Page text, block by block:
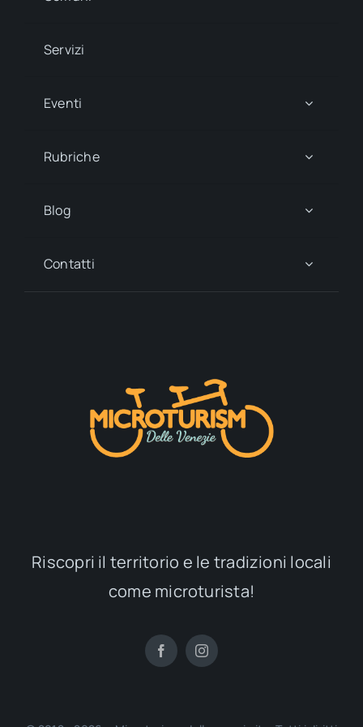
Servizi
Eventi
Rubriche
Blog
Contatti
Riscopri il territorio e le tradizioni locali
come microturista!